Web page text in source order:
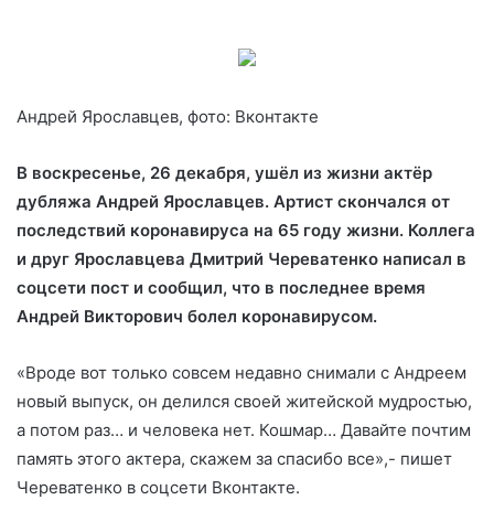
Андрей Ярославцев, фото: Вконтакте
В воскресенье, 26 декабря, ушёл из жизни актёр
дубляжа Андрей Ярославцев. Артист скончался от
последствий коронавируса на 65 году жизни. Коллега
и друг Ярославцева Дмитрий Череватенко написал в
соцсети пост и сообщил, что в последнее время
Андрей Викторович болел коронавирусом.
«Вроде вот только совсем недавно снимали с Андреем
новый выпуск, он делился своей житейской мудростью,
а потом раз… и человека нет. Кошмар… Давайте почтим
память этого актера, скажем за спасибо все»,- пишет
Череватенко в соцсети Вконтакте.